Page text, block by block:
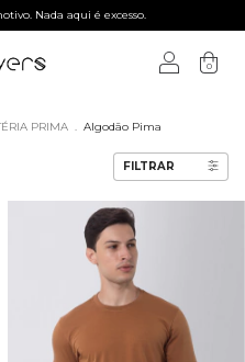
Nada aqui é excesso.
0
PRIMA . Algodão Pima
FILTRAR